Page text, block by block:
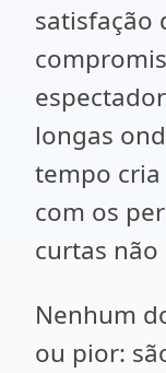
satisfação
longas
tempo
com os
curtas
Nenhum
ou pior: